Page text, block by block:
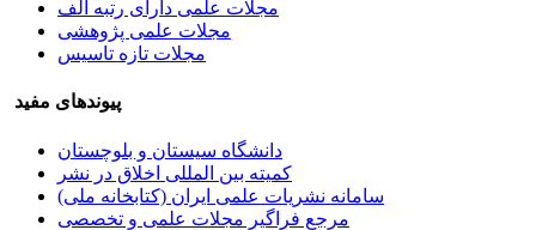
مجلات علمی دارای رتبه الف
مجلات علمی پژوهشی
مجلات تازه تاسیس
پیوندهای مفید
دانشگاه سیستان و بلوچستان
کمیته بین المللی اخلاق در نشر
سامانه نشریات علمی ایران (کتابخانه ملی)
مرجع فراگیر مجلات علمی و تخصصی